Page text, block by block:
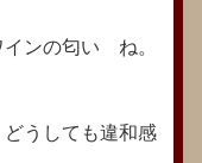
ンの匂い ね。
うしても違和感